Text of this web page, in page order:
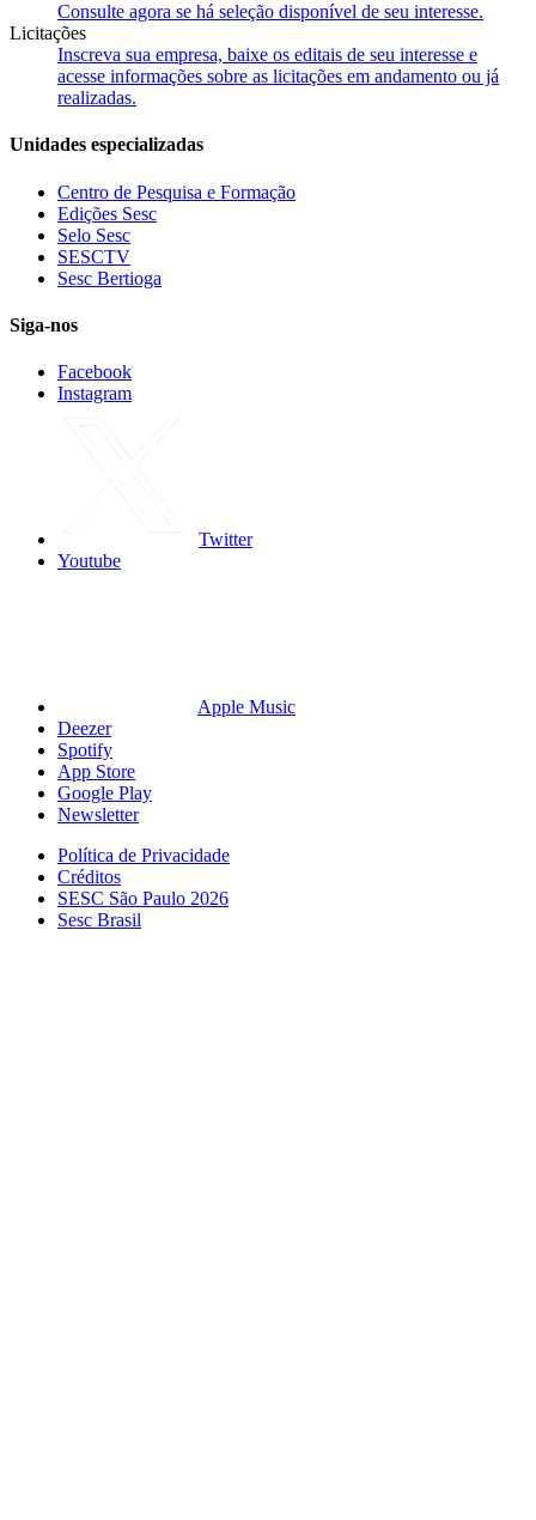
Consulte agora se há seleção disponível de seu interesse.
Licitações
Inscreva sua empresa, baixe os editais de seu interesse e
acesse informações sobre as licitações em andamento ou já
realizadas.
Unidades especializadas
Centro de Pesquisa e Formação
Edições Sesc
Selo Sesc
SESCTV
Sesc Bertioga
Siga-nos
Facebook
Instagram
Twitter
Youtube
Apple Music
Deezer
Spotify
App Store
Google Play
Newsletter
Política de Privacidade
Créditos
SESC São Paulo 2026
Sesc Brasil